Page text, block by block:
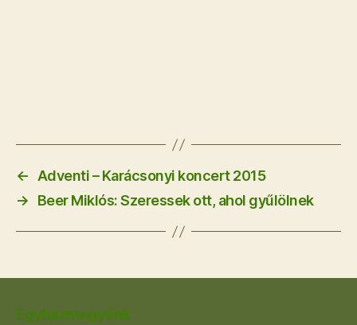
← Adventi – Karácsonyi koncert 2015
→
Beer Miklós: Szeressek ott, ahol gyűlölnek
Egyházmegyénk